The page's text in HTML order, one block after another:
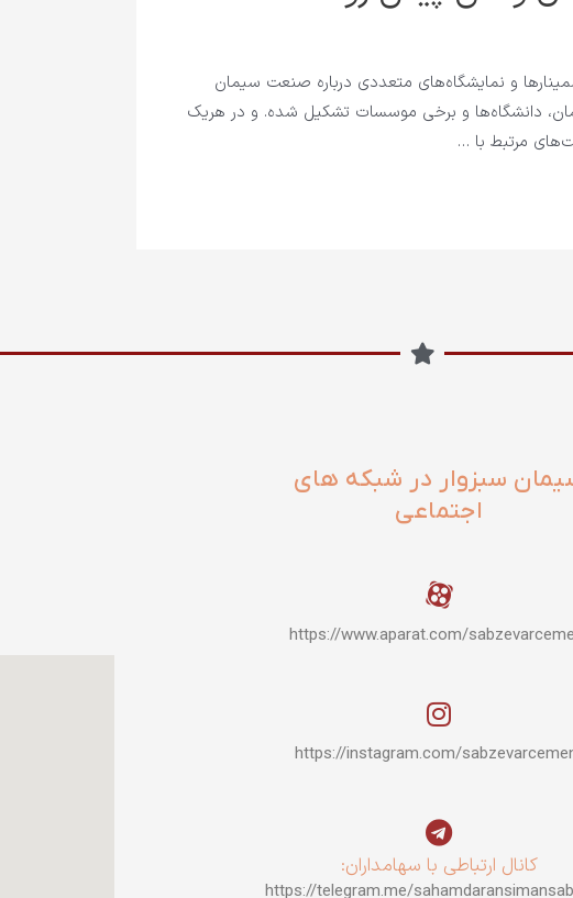
و نمایشگاه‌های متعددی درباره صنعت سیمان
دانشگاه‌ها و برخی موسسات تشکیل شده. و در هریک
مرتبط با …
سبزوار در شبکه های
اجتماعی
https://www.aparat.com/
https://instagram.com/
کانال ارتباطی با سهامداران:
https://telegram.me/